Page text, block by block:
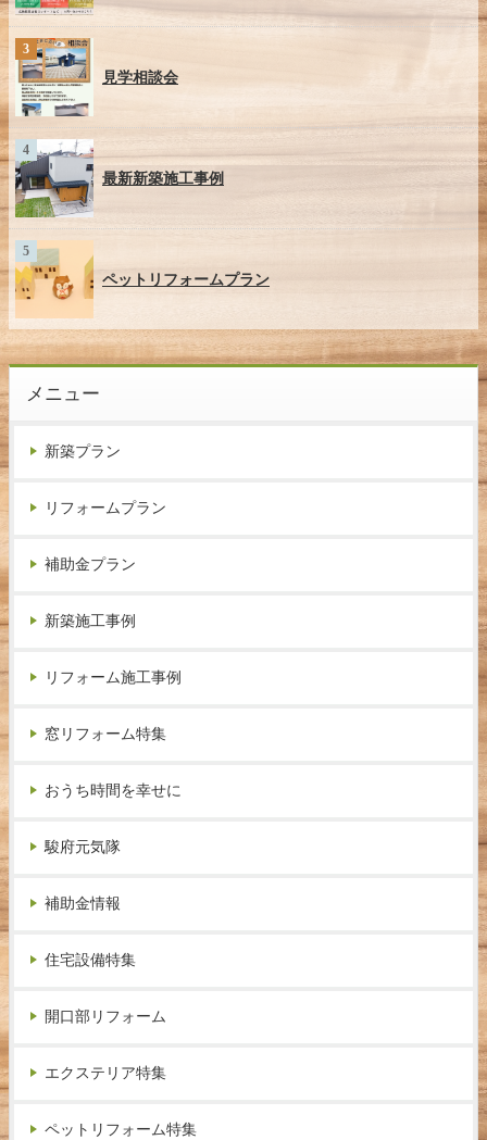
見学相談会
最新新築施工事例
ペットリフォームプラン
メニュー
新築プラン
リフォームプラン
補助金プラン
新築施工事例
リフォーム施工事例
窓リフォーム特集
おうち時間を幸せに
駿府元気隊
補助金情報
住宅設備特集
開口部リフォーム
エクステリア特集
ペットリフォーム特集